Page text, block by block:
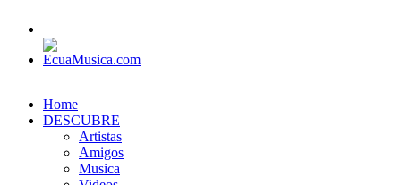
Home
DESCUBRE
Artistas
Amigos
Musica